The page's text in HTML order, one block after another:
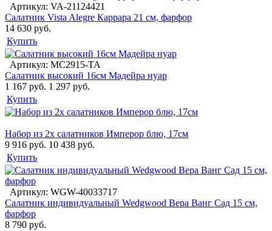
Артикул: VA-21124421
Салатник Vista Alegre Каррара 21 см, фарфор
14 630 руб.
Купить
Артикул: MC2915-TA
Салатник высокий 16см Мадейра нуар
1 167 руб. 1 297 руб.
Купить
Набор из 2х салатников Имперор блю, 17см
9 916 руб. 10 438 руб.
Купить
Артикул: WGW-40033717
Салатник индивидуальный Wedgwood Вера Ванг Сад 15 см,
фарфор
8 790 руб.